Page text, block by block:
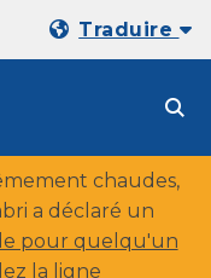
Traduire
chaudes,
a déclaré un
pour quelqu'un
la ligne